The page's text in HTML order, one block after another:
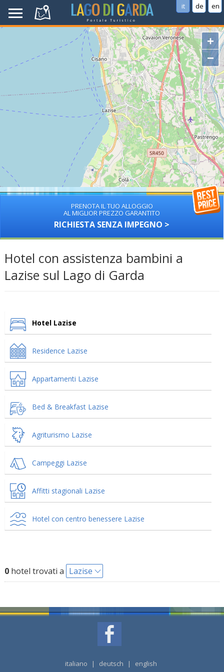
it de en
+
−
PRENOTA IL TUO ALLOGGIO
AL MIGLIOR PREZZO GARANTITO
RICHIESTA SENZA IMPEGNO >
Hotel con assistenza bambini a
Lazise sul Lago di Garda
Hotel Lazise
Residence Lazise
Appartamenti Lazise
Bed & Breakfast Lazise
Agriturismo Lazise
Campeggi Lazise
Affitti stagionali Lazise
Hotel con centro benessere Lazise
0hotel trovati a Lazise
italiano | deutsch | english